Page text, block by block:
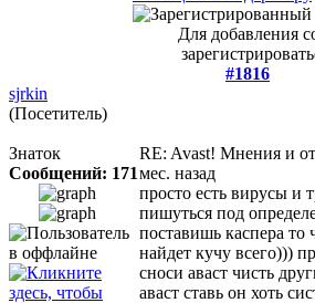
Для добавления
#1816
sjrkin
(Посетитель)
Знаток
Сообщений: 171
RE: Avast! Мнения и
мес. назад
просто есть вирусы и
пишуться под
поставишь каспера то
найдет кучу всего)))
сноси аваст чисть
аваст ставь он хоть